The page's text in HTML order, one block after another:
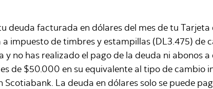
deuda facturada en dólares del mes de tu
impuesto de timbres y estampillas (DL3.475) de
y no has realizado el pago de la deuda ni abonos
de $50.000 en su equivalente al tipo de cambio
La deuda en dólares solo se puede